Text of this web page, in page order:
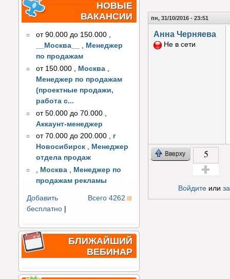
НОВЫЕ
ВАКАНСИИ
от 90.000 до 150.000 ,
__Москва__
, Менеджер
по продажам
от 150.000
Москва
Менеджер по продажам
(проектные продажи,
работа с...
от 50.000 до 70.000
Аккаунт-менеджер
от 70.000 до 200.000 , г
Новосибирск , Менеджер
отдела продаж
, Москва , Менеджер по
продажам рекламы
Всего 4262
Добавить
бесплатно
БЛИЖАЙШИЙ
ВЕБИНАР
пн, 31/10/2016 - 23:51
Анна Черняева
Не в сети
Вверху 5
Войдитеили